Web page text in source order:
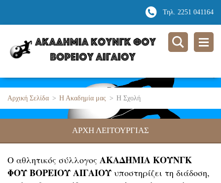
Τηλ. 2251 041164
Αρχική Σελίδα > Η Ακαδημία μας > Η Σχολή
ΑΡΧΗ ΛΕΙΤΟΥΡΓΙΑΣ
Ο αθλητικός σύλλογος ΑΚΑΔΗΜΙΑ ΚΟΥΝΓΚ
ΦΟΥ ΒΟΡΕΙΟΥ ΑΙΓΑΙΟΥ υποστηρίζει τη διάδοση,